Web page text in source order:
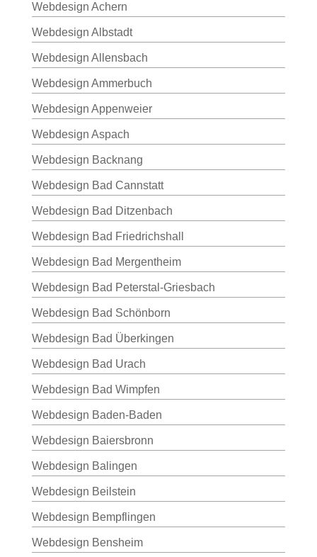
Webdesign Achern
Webdesign Albstadt
Webdesign Allensbach
Webdesign Ammerbuch
Webdesign Appenweier
Webdesign Aspach
Webdesign Backnang
Webdesign Bad Cannstatt
Webdesign Bad Ditzenbach
Webdesign Bad Friedrichshall
Webdesign Bad Mergentheim
Webdesign Bad Peterstal-Griesbach
Webdesign Bad Schönborn
Webdesign Bad Überkingen
Webdesign Bad Urach
Webdesign Bad Wimpfen
Webdesign Baden-Baden
Webdesign Baiersbronn
Webdesign Balingen
Webdesign Beilstein
Webdesign Bempflingen
Webdesign Bensheim